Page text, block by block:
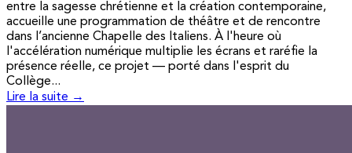
entre la sagesse chrétienne et la création contemporaine,
accueille une programmation de théâtre et de rencontre
dans l’ancienne Chapelle des Italiens. À l'heure où
l'accélération numérique multiplie les écrans et raréfie la
présence réelle, ce projet — porté dans l'esprit du
Collège...
Lire la suite →